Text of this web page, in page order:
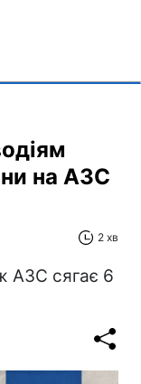
на АЗС
2 хв
АЗС сягає 6